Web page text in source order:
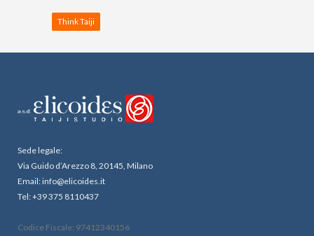
Think Taiji
Sede legale:
Via Guido d’Arezzo 8, 20145, Milano
Email: info@elicoides.it
Tel: +39 375 8110437
Codice Fiscale: 97412340156